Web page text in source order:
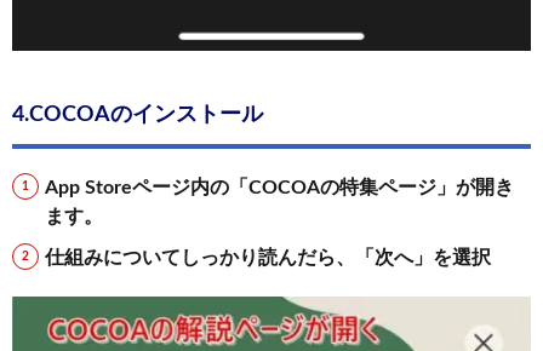
4.COCOAのインストール
App Storeページ内の「COCOAの特集ページ」が開き
ます。
仕組みについてしっかり読んだら、「次へ」を選択